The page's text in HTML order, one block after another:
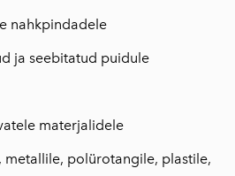
nahkpindadele
ja seebitatud puidule
materjalidele
metallile, polürotangile, plastile,